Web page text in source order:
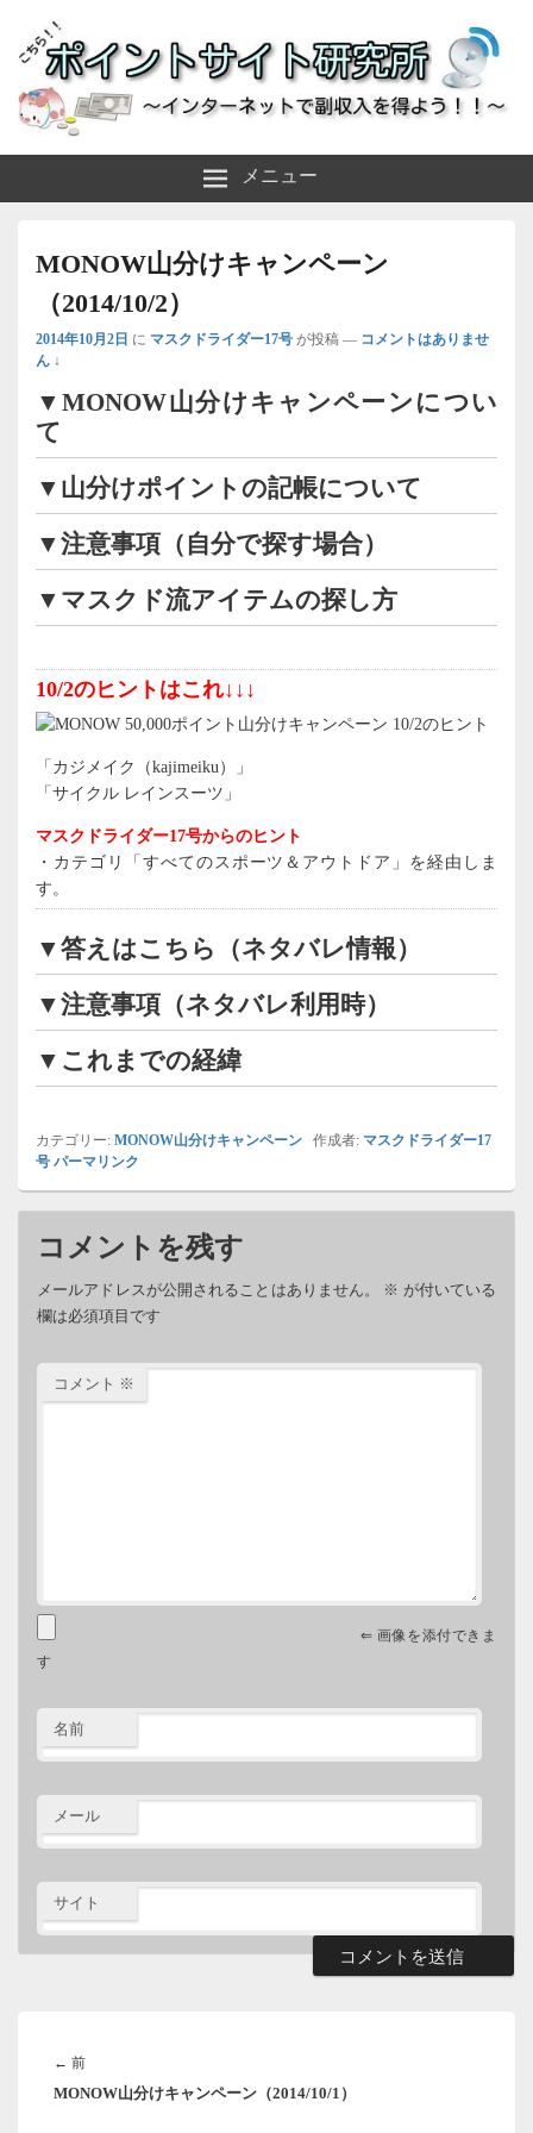
ポイントサイト研究所
メニュー
MONOW山分けキャンペーン
（2014/10/2）
2014年10月2日 に マスクドライダー17号 が投稿 — コメントはありませ
ん ↓
▼MONOW山分けキャンペーンについ
て
▼山分けポイントの記帳について
▼注意事項（自分で探す場合）
▼マスクド流アイテムの探し方
10/2のヒントはこれ↓↓↓
「カジメイク（kajimeiku）」
「サイクル レインスーツ」
マスクドライダー17号からのヒント
・カテゴリ「すべてのスポーツ＆アウトドア」を経由しま
す。
▼答えはこちら（ネタバレ情報）
▼注意事項（ネタバレ利用時）
▼これまでの経緯
カテゴリー: MONOW山分けキャンペーン 作成者: マスクドライダー17
号 パーマリンク
コメントを残す
メールアドレスが公開されることはありません。 ※ が付いている
欄は必須項目です
コメント ※
⇐ 画像を添付できま
す
名前
メール
サイト
ビ
← 前前
の
MONOW山分けキャンペーン（2014/10/1）